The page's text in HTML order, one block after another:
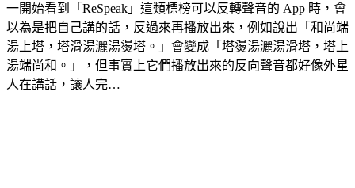
一開始看到「ReSpeak」這類標榜可以反轉聲音的 App 時，會
以為是把自己講的話，反過來再播放出來，例如說出「和尚端
湯上塔，塔滑湯灑湯燙塔。」會變成「塔燙湯灑湯滑塔，塔上
湯端尚和。」，但事實上它們播放出來的反向聲音都好像外星
人在講話，讓人完…